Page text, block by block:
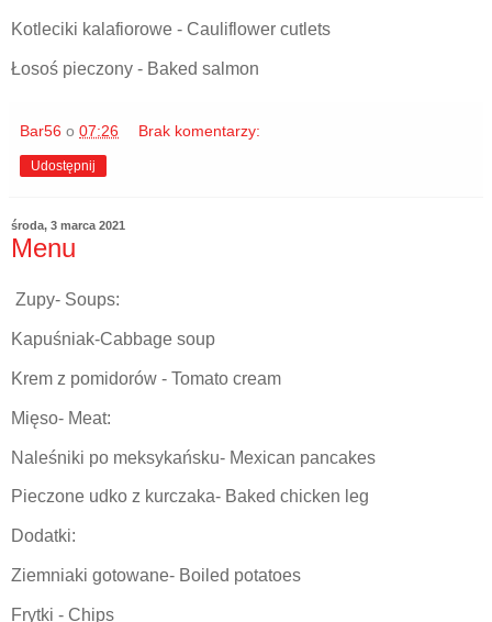
Kotleciki kalafiorowe - Cauliflower cutlets
Łosoś pieczony - Baked salmon
Bar56 o 07:26 Brak komentarzy:
Udostępnij
środa, 3 marca 2021
Menu
Zupy- Soups:
Kapuśniak-Cabbage soup
Krem z pomidorów - Tomato cream
Mięso- Meat:
Naleśniki po meksykańsku- Mexican pancakes
Pieczone udko z kurczaka- Baked chicken leg
Dodatki:
Ziemniaki gotowane- Boiled potatoes
Frytki - Chips